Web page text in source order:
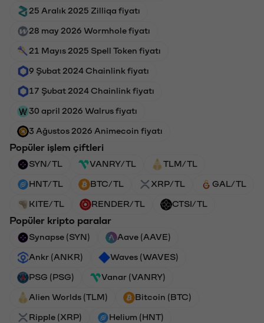
25 Aralık 2025 Zilliqa fiyatı
28 may 2026 Wormhole fiyatı
21 Mayıs 2025 Spell Token fiyatı
9 Şubat 2024 Chainlink fiyatı
17 Şubat 2024 Chainlink fiyatı
30 april 2026 Walrus fiyatı
3 Ağustos 2026 Animecoin fiyatı
Popüler işlem çiftleri
SYN/TL VANRY/TL TLM/TL
HNT/TL BTC/TL XRP/TL GAL/TL
KITE/TL RENDER/TL CTSI/TL
Popüler kripto paralar
Synapse (SYN) Aave (AAVE)
Ankr (ANKR) Waves (WAVES)
PSG (PSG) Vanar (VANRY)
Alien Worlds (TLM) Bitcoin (BTC)
Ripple (XRP) Helium (HNT)